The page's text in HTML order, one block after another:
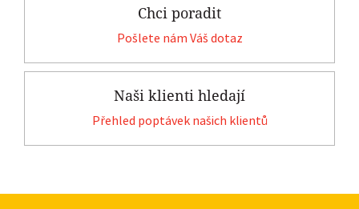
Chci poradit
Pošlete nám Váš dotaz
Naši klienti hledají
Přehled poptávek našich klientů